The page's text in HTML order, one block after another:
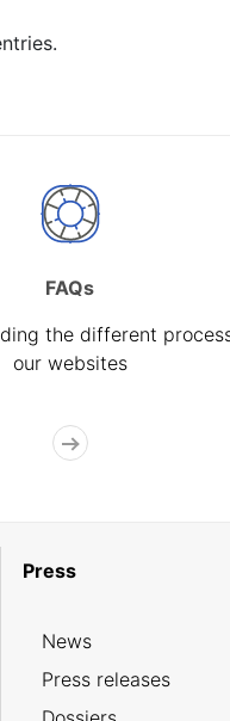
FAQs
the different
our websites
Press
News
Press releases